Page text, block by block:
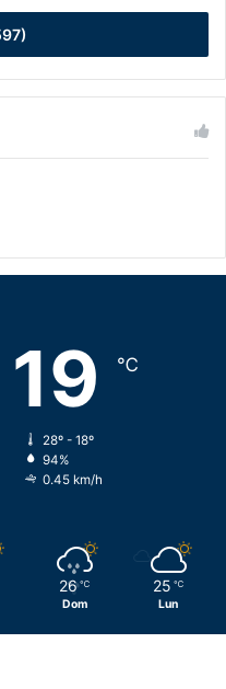
19 ℃
28º - 18º
94%
0.45 km/h
26 ℃
Dom
25 ℃
Lun